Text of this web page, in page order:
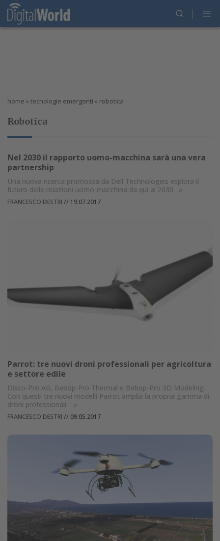
home » tecnologie emergenti » robotica
Robotica
Nel 2030 il rapporto uomo-macchina sarà una vera
partnership
Una nuova ricerca promossa da Dell Technologies esplora il
futuro delle relazioni uomo-macchina da qui al 2030. »
FRANCESCO DESTRI // 19.07.2017
Parrot: tre nuovi droni professionali per agricoltura
e settore edile
Disco-Pro AG, Bebop-Pro Thermal e Bebop-Pro 3D Modeling.
Con questi tre nuovi modelli Parrot amplia la propria gamma di
droni professionali.
»
FRANCESCO DESTRI // 09.05.2017